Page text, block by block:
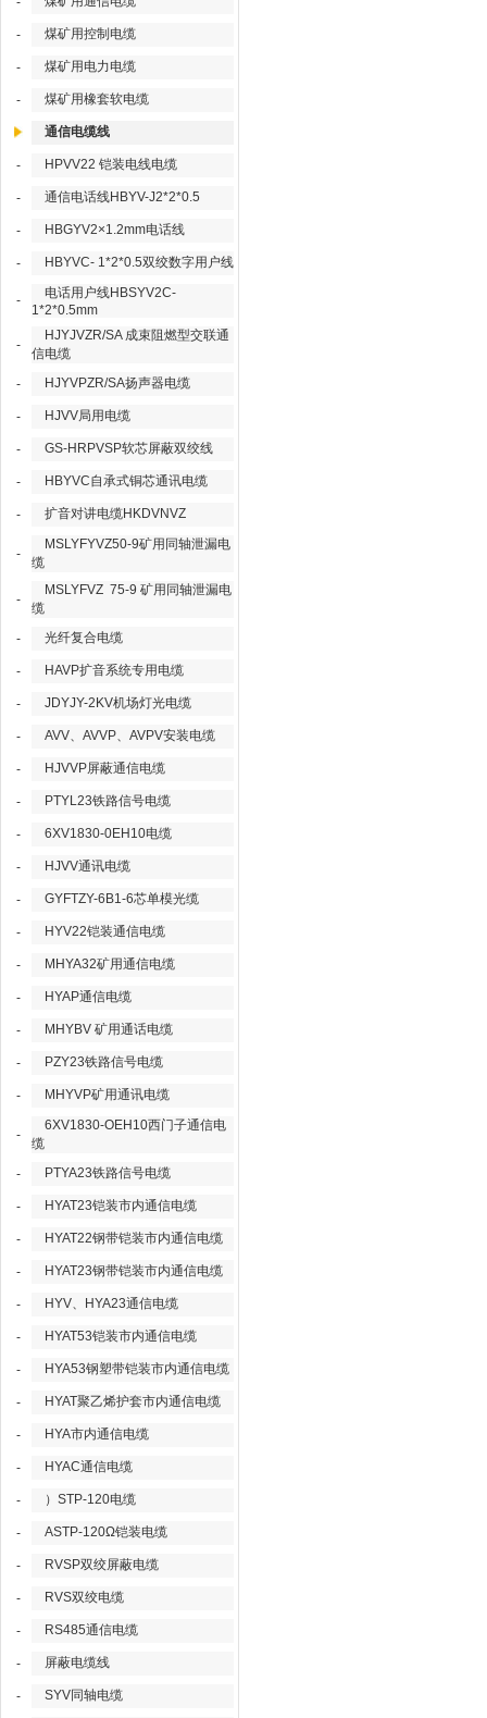
- 煤矿用控制电缆
- 煤矿用电力电缆
- 煤矿用橡套软电缆
通信电缆线
- HPVV22 铠装电线电缆
- 通信电话线HBYV-J2*2*0.5
- HBGYV2×1.2mm电话线
- HBYVC- 1*2*0.5双绞数字用户线
-
电话用户线HBSYV2C-
1*2*0.5mm
-
HJYJVZR/SA 成束阻燃型交联通
信电缆
-
HJYVPZR/SA扬声器电缆
- HJVV局用电缆
- GS-HRPVSP软芯屏蔽双绞线
- HBYVC自承式铜芯通讯电缆
- 扩音对讲电缆HKDVNVZ
-
MSLYFYVZ50-9矿用同轴泄漏电
缆
-
MSLYFVZ 75-9 矿用同轴泄漏电
缆
-
光纤复合电缆
- HAVP扩音系统专用电缆
- JDYJY-2KV机场灯光电缆
- AVV、AVVP、AVPV安装电缆
- HJVVP屏蔽通信电缆
- PTYL23铁路信号电缆
- 6XV1830-0EH10电缆
- HJVV通讯电缆
- GYFTZY-6B1-6芯单模光缆
- HYV22铠装通信电缆
- MHYA32矿用通信电缆
- HYAP通信电缆
- MHYBV 矿用通话电缆
- PZY23铁路信号电缆
- MHYVP矿用通讯电缆
-
6XV1830-OEH10西门子通信电
缆
-
PTYA23铁路信号电缆
- HYAT23铠装市内通信电缆
- HYAT22钢带铠装市内通信电缆
- HYAT23钢带铠装市内通信电缆
- HYV、HYA23通信电缆
- HYAT53铠装市内通信电缆
- HYA53钢塑带铠装市内通信电缆
- HYAT聚乙烯护套市内通信电缆
- HYA市内通信电缆
- HYAC通信电缆
- ）STP-120电缆
- ASTP-120Ω铠装电缆
- RVSP双绞屏蔽电缆
- RVS双绞电缆
- RS485通信电缆
- 屏蔽电缆线
- SYV同轴电缆